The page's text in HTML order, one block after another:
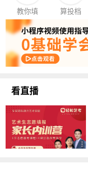
教你填 算投档
看直播